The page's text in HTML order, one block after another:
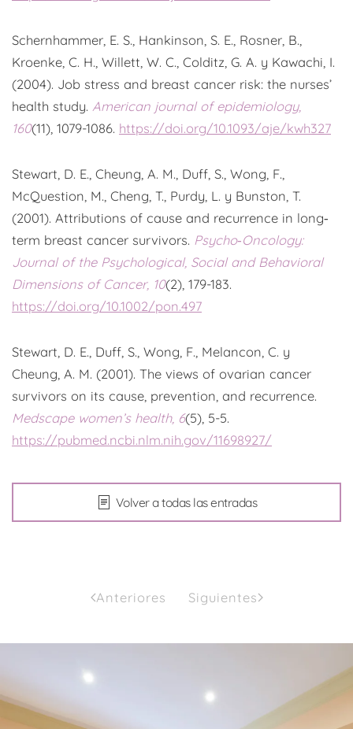
Schernhammer, E. S., Hankinson, S. E., Rosner, B.,
Kroenke, C. H., Willett, W. C., Colditz, G. A. y Kawachi, I.
(2004). Job stress and breast cancer risk: the nurses’
health study. American journal of epidemiology,
160(11), 1079-1086. https://doi.org/10.1093/aje/kwh327
Stewart, D. E., Cheung, A. M., Duff, S., Wong, F.,
McQuestion, M., Cheng, T., Purdy, L. y Bunston, T.
(2001). Attributions of cause and recurrence in long‐
term breast cancer survivors. Psycho‐Oncology:
Journal of the Psychological, Social and Behavioral
Dimensions of Cancer, 10(2), 179-183.
https://doi.org/10.1002/pon.497
Stewart, D. E., Duff, S., Wong, F., Melancon, C. y
Cheung, A. M. (2001). The views of ovarian cancer
survivors on its cause, prevention, and recurrence.
Medscape women’s health, 6(5), 5-5.
https://pubmed.ncbi.nlm.nih.gov/11698927/
Volver a todas las entradas
Anteriores Siguientes